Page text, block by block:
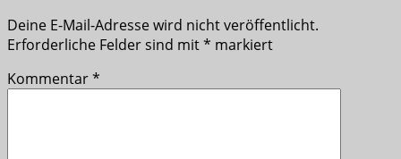
Deine E-Mail-Adresse wird nicht veröffentlicht.
Erforderliche Felder sind mit* markiert
Kommentar*